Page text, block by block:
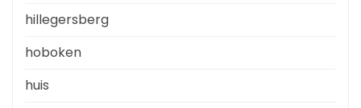
hillegersberg
hoboken
huis